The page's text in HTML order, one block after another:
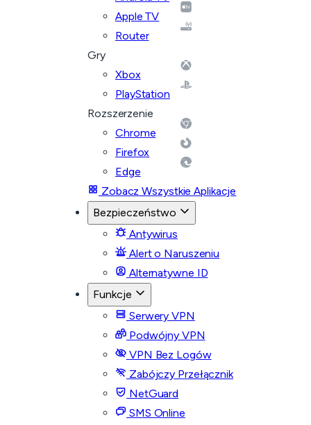
Apple TV
Router
Gry
Xbox
PlayStation
Rozszerzenie
Chrome
Firefox
Edge
Zobacz Wszystkie Aplikacje
Bezpieczeństwo
Antywirus
Alert o Naruszeniu
Alternatywne ID
Funkcje
Serwery VPN
Podwójny VPN
VPN Bez Logów
Zabójczy Przełącznik
NetGuard
SMS Online